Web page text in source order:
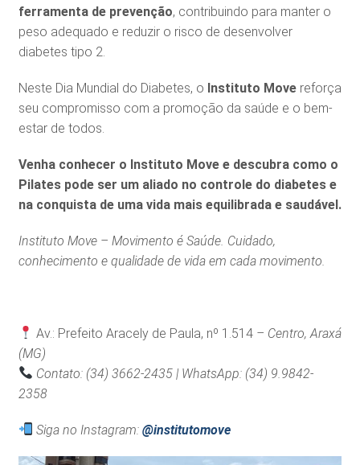
ferramenta de prevenção, contribuindo para manter o
peso adequado e reduzir o risco de desenvolver
diabetes tipo 2.
Neste Dia Mundial do Diabetes, o Instituto Movereforça
seu compromisso com a promoção da saúde e o bem-
estar de todos.
Venha conhecer o Instituto Move e descubra como o
Pilates pode ser um aliado no controle do diabetes e
na conquista de uma vida mais equilibrada e saudável.
Instituto Move – Movimento é Saúde. Cuidado,
conhecimento e qualidade de vida em cada movimento.
Av.: Prefeito Aracely de Paula, nº 1.514 – Centro, Araxá
(MG)
Contato: (34) 3662-2435 | WhatsApp: (34) 9.9842-
2358
Siga no Instagram:@institutomove